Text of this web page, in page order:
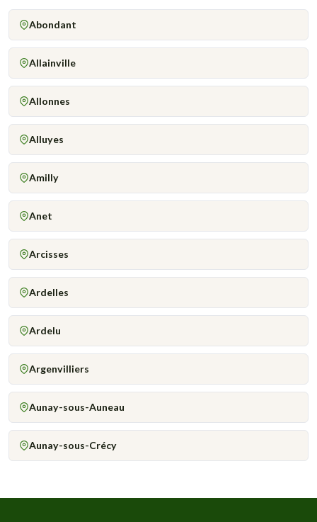
Abondant
Allainville
Allonnes
Alluyes
Amilly
Anet
Arcisses
Ardelles
Ardelu
Argenvilliers
Aunay-sous-Auneau
Aunay-sous-Crécy